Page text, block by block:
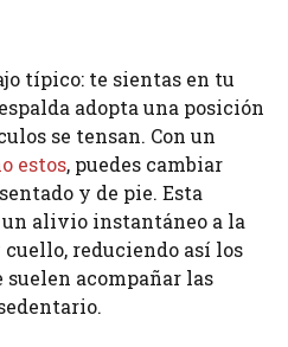
típico: te sientas en tu
adopta una posición
se tensan. Con un
estos, puedes cambiar
y de pie. Esta
alivio instantáneo a la
reduciendo así los
acompañar las